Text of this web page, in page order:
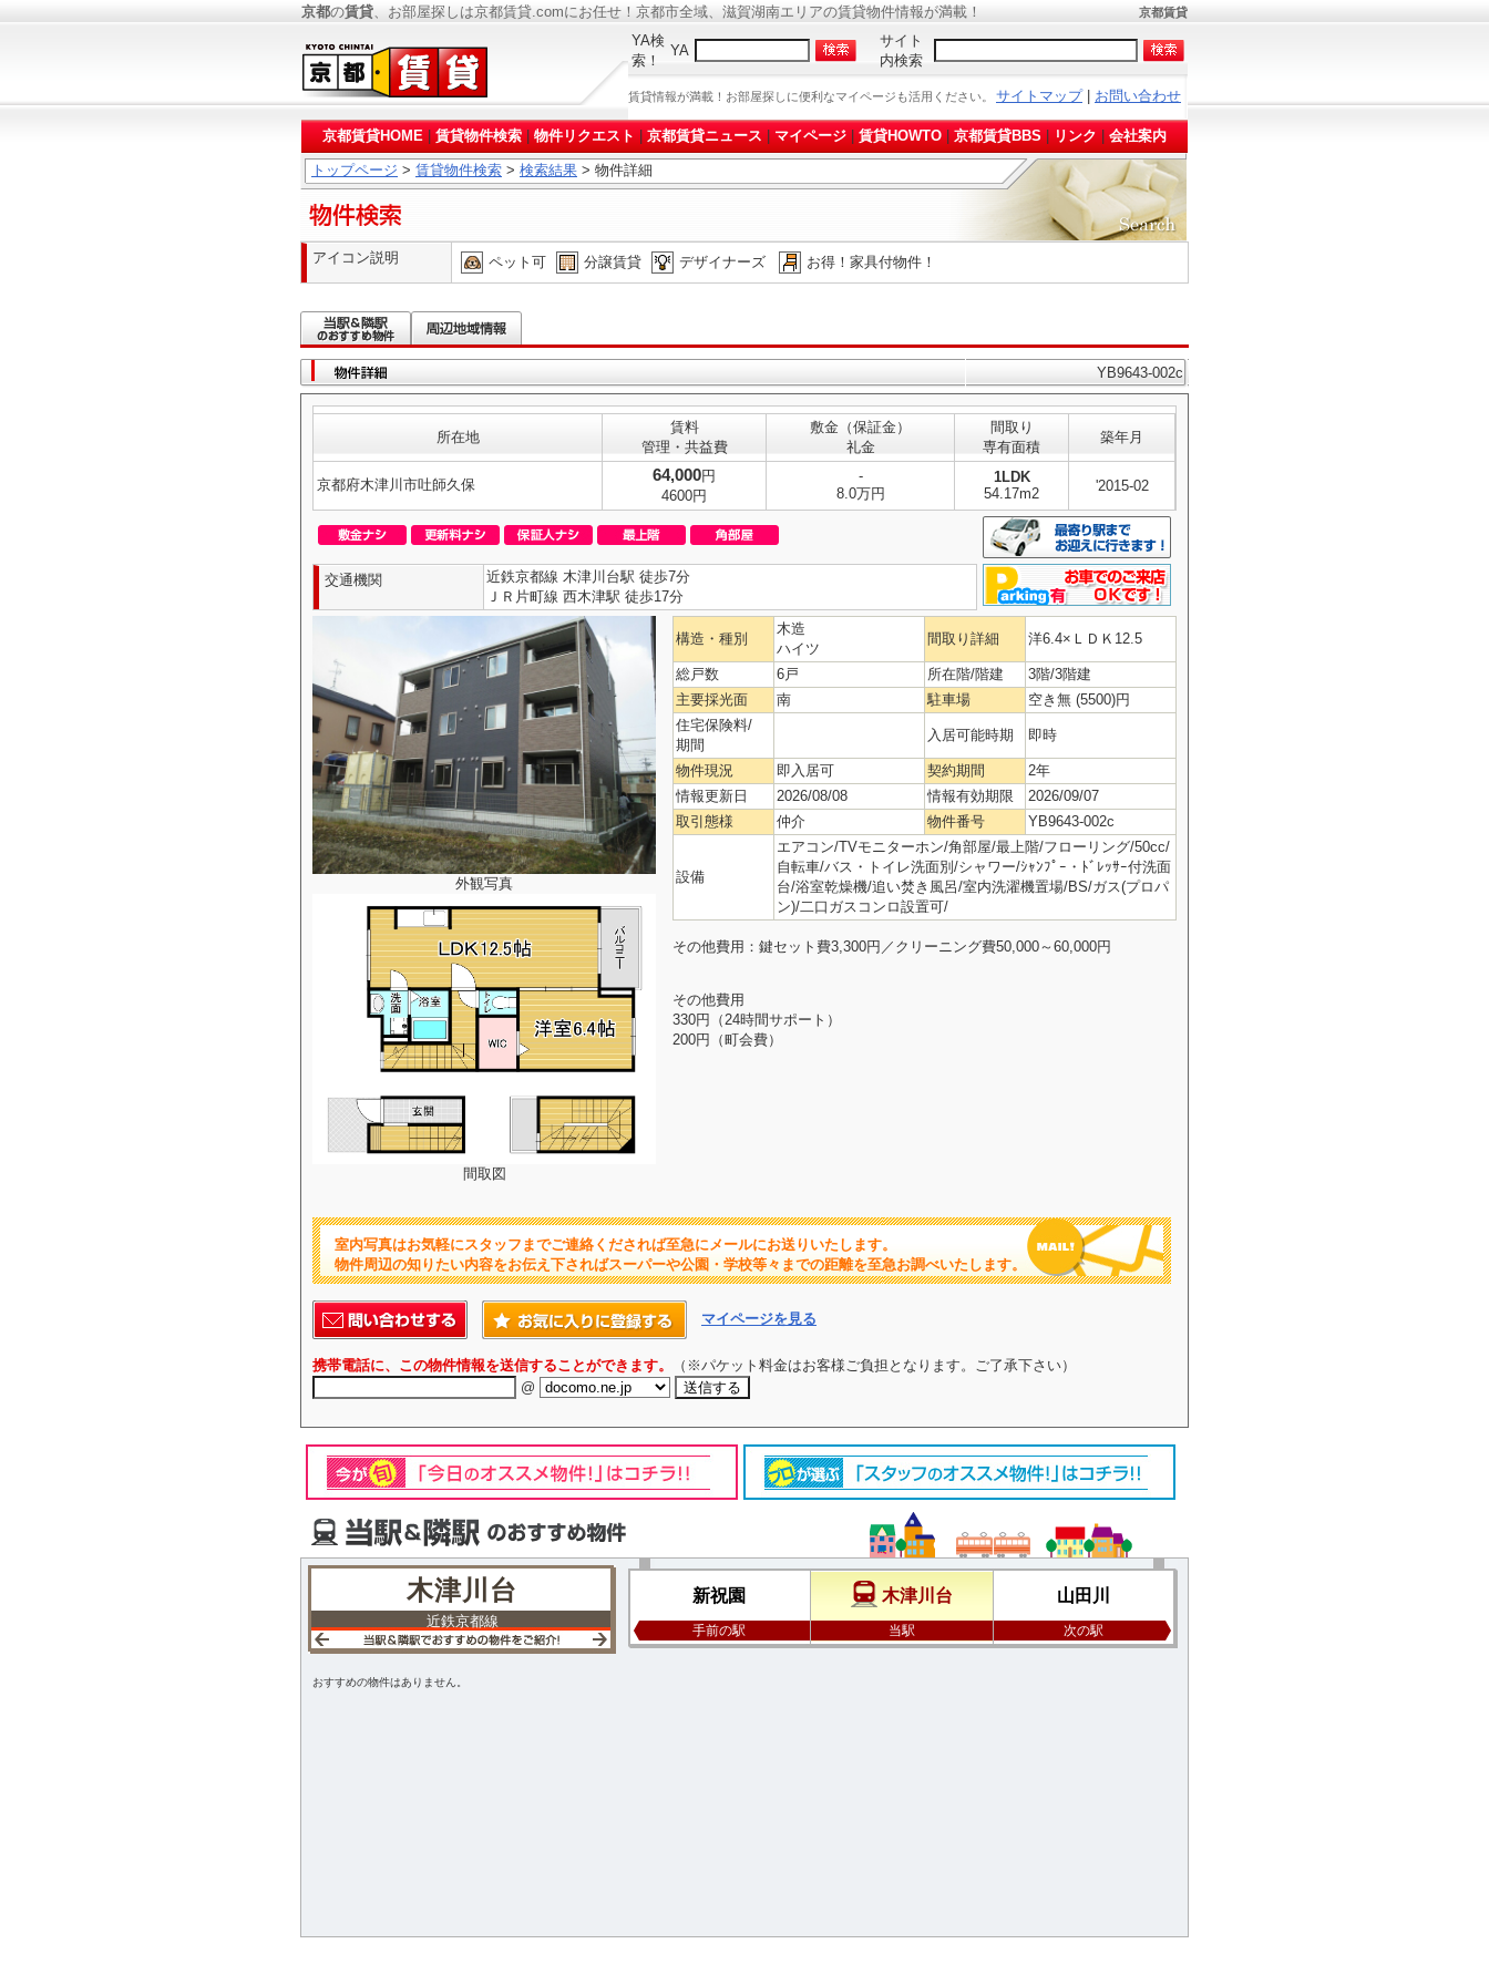
京都の賃貸、お部屋探しは京都賃貸.comにお任せ！京都市全域、滋賀湖南エリアの賃貸物件情報が満載！ 京都賃貸
YA検
索！
YA
サイト
内検索
賃貸情報が満載！お部屋探しに便利なマイページも活用ください。 サイトマップ| お問い合わせ
京都賃貸HOME 賃貸物件検索 物件リクエスト 京都賃貸ニュース マイページ 賃貸HOWTO 京都賃貸BBS リンク 会社案内
トップページ > 賃貸物件検索 > 検索結果 > 物件詳細
アイコン説明 ペット可 分譲賃貸 デザイナーズ お得！家具付物件！
YB9643-002c
所在地
賃料
管理・共益費
敷金（保証金）
礼金
間取り
専有面積
築年月
京都府木津川市吐師久保
64,000円
4600円
-
8.0万円
1LDK
54.17m2
'2015-02
交通機関
近鉄京都線 木津川台駅 徒歩7分
ＪＲ片町線 西木津駅 徒歩17分
外観写真
間取図
構造・種別
木造
ハイツ
間取り詳細 洋6.4×ＬＤＫ12.5
総戸数 6戸 所在階/階建
3階/3階建
主要採光面
南 駐車場
空き無 (5500)円
住宅保険料/
期間
入居可能時期 即時
物件現況 即入居可 契約期間
2年
情報更新日
2026/08/08 情報有効期限
2026/09/07
取引態様
仲介 物件番号 YB9643-002c
設備
エアコン/TVモニターホン/角部屋/最上階/フローリング/50cc/
自転車/バス・トイレ洗面別/シャワー/ｼｬﾝﾌﾟｰ・ﾄﾞﾚｯｻｰ付洗面
台/浴室乾燥機/追い焚き風呂/室内洗濯機置場/BS/ガス(プロパ
ン)/二口ガスコンロ設置可/
その他費用：鍵セット費3,300円／クリーニング費50,000～60,000円
その他費用
330円（24時間サポート）
200円（町会費）
室内写真はお気軽にスタッフまでご連絡くだされば至急にメールにお送りいたします。
物件周辺の知りたい内容をお伝え下さればスーパーや公園・学校等々までの距離を至急お調べいたします。
マイページを見る
携帯電話に、この物件情報を送信することができます。
（※パケット料金はお客様ご負担となります。ご了承下さい）
@
木津川台
近鉄京都線
新祝園
手前の駅
木津川台
当駅
山田川
次の駅
おすすめの物件はありません。